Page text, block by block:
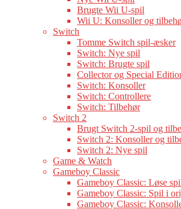
Brugte Wii U-spil
Wii U: Konsoller og
Switch
Tomme Switch spil-æsker
Switch: Nye spil
Switch: Brugte spil
Collector og Special
Switch: Konsoller
Switch: Controllere
Switch: Tilbehør
Switch 2
Brugt Switch 2-spil og
Switch 2: Konsoller og
Switch 2: Nye spil
Game & Watch
Gameboy Classic
Gameboy Classic: Løse
Gameboy Classic: Spil i
Gameboy Classic: